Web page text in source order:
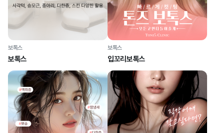
보톡스
보톡스
보톡스
입꼬리보톡스